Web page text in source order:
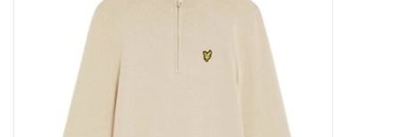
Cadeaubonnen